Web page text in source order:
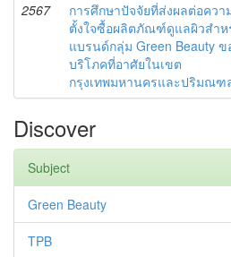
2567
การศึกษาปัจจัยที่ส่งผลต่อควา
ตั้งใจซื้อผลิตภัณฑ์ดูแลผิวสำห
แบรนด์กลุ่ม Green Beauty ข
บริโภคที่อาศัยในเขต
กรุงเทพมหานครและปริมณฑ
Discover
Subject
Green Beauty
TPB